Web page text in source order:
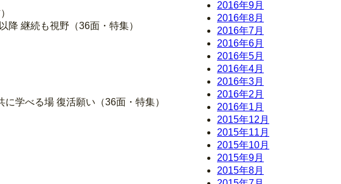
継続も視野（36面・特集）
学べる場 復活願い（36面・特集）
2016年9月
2016年8月
2016年7月
2016年6月
2016年5月
2016年4月
2016年3月
2016年2月
2016年1月
2015年12月
2015年11月
2015年10月
2015年9月
2015年8月